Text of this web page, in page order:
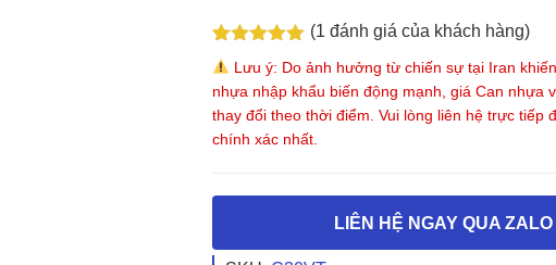
5.00
dựa trên
1
đánh giá
(1 đánh giá của khách hàng)
Lưu ý: Do ảnh hưởng từ chiến sự tại Iran
nhựa nhập khẩu biến động mạnh, giá Can nhựa
thay đổi theo thời điểm. Vui lòng liên hệ trực tiếp
chính xác nhất.
LIÊN HỆ NGAY QUA ZALO